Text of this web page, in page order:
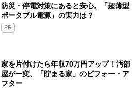
防災・停電対策にあると安心。「超薄型
ポータブル電源」の実力は？​
PR
家を片付けたら年収70万円アップ！汚部
屋が一変、「貯まる家」のビフォー・ア
フター